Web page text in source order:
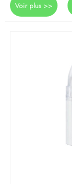
Voir plus >>